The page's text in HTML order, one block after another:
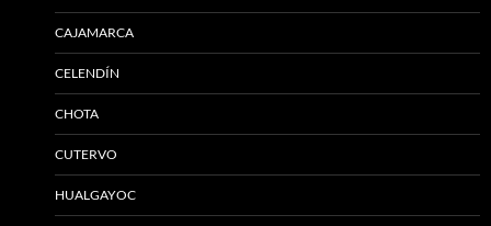
CAJAMARCA
CELENDÍN
CHOTA
CUTERVO
HUALGAYOC